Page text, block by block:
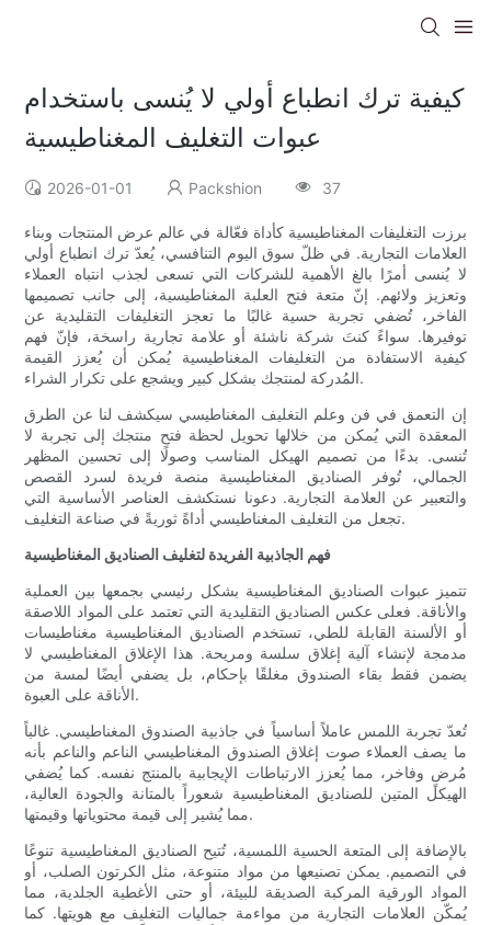
كيفية ترك انطباع أولي لا يُنسى باستخدام
عبوات التغليف المغناطيسية
2026-01-01 Packshion 37
برزت التغليفات المغناطيسية كأداة فعّالة في عالم عرض المنتجات وبناء
العلامات التجارية. في ظلّ سوق اليوم التنافسي، يُعدّ ترك انطباع أولي
لا يُنسى أمرًا بالغ الأهمية للشركات التي تسعى لجذب انتباه العملاء
وتعزيز ولائهم. إنّ متعة فتح العلبة المغناطيسية، إلى جانب تصميمها
الفاخر، تُضفي تجربة حسية غالبًا ما تعجز التغليفات التقليدية عن
توفيرها. سواءً كنتَ شركة ناشئة أو علامة تجارية راسخة، فإنّ فهم
كيفية الاستفادة من التغليفات المغناطيسية يُمكن أن يُعزز القيمة
المُدركة لمنتجك بشكل كبير ويشجع على تكرار الشراء.
إن التعمق في فن وعلم التغليف المغناطيسي سيكشف لنا عن الطرق
المعقدة التي يُمكن من خلالها تحويل لحظة فتح منتجك إلى تجربة لا
تُنسى. بدءًا من تصميم الهيكل المناسب وصولًا إلى تحسين المظهر
الجمالي، تُوفر الصناديق المغناطيسية منصة فريدة لسرد القصص
والتعبير عن العلامة التجارية. دعونا نستكشف العناصر الأساسية التي
تجعل من التغليف المغناطيسي أداةً ثوريةً في صناعة التغليف.
فهم الجاذبية الفريدة لتغليف الصناديق المغناطيسية
تتميز عبوات الصناديق المغناطيسية بشكل رئيسي بجمعها بين العملية
والأناقة. فعلى عكس الصناديق التقليدية التي تعتمد على المواد اللاصقة
أو الألسنة القابلة للطي، تستخدم الصناديق المغناطيسية مغناطيسات
مدمجة لإنشاء آلية إغلاق سلسة ومريحة. هذا الإغلاق المغناطيسي لا
يضمن فقط بقاء الصندوق مغلقًا بإحكام، بل يضفي أيضًا لمسة من
الأناقة على العبوة.
تُعدّ تجربة اللمس عاملاً أساسياً في جاذبية الصندوق المغناطيسي. غالباً
ما يصف العملاء صوت إغلاق الصندوق المغناطيسي الناعم والناعم بأنه
مُرضٍ وفاخر، مما يُعزز الارتباطات الإيجابية بالمنتج نفسه. كما يُضفي
الهيكل المتين للصناديق المغناطيسية شعوراً بالمتانة والجودة العالية،
مما يُشير إلى قيمة محتوياتها وقيمتها.
بالإضافة إلى المتعة الحسية اللمسية، تُتيح الصناديق المغناطيسية تنوعًا
في التصميم. يمكن تصنيعها من مواد متنوعة، مثل الكرتون الصلب، أو
المواد الورقية المركبة الصديقة للبيئة، أو حتى الأغطية الجلدية، مما
يُمكّن العلامات التجارية من مواءمة جماليات التغليف مع هويتها. كما